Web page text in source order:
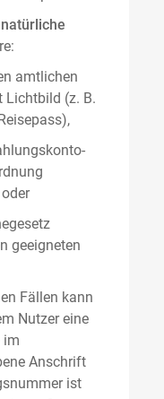
natürliche
amtlichen
Lichtbild (z. B.
geeigneten
Fällen kann
Nutzer eine
im
Anschrift
ist